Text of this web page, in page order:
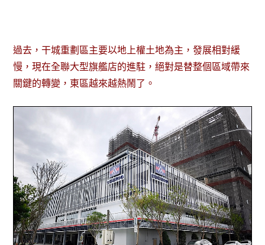
過去，干城重劃區主要以地上權土地為主，發展相對緩
慢，現在全聯大型旗艦店的進駐，絕對是替整個區域帶來
關鍵的轉變，東區越來越熱鬧了。